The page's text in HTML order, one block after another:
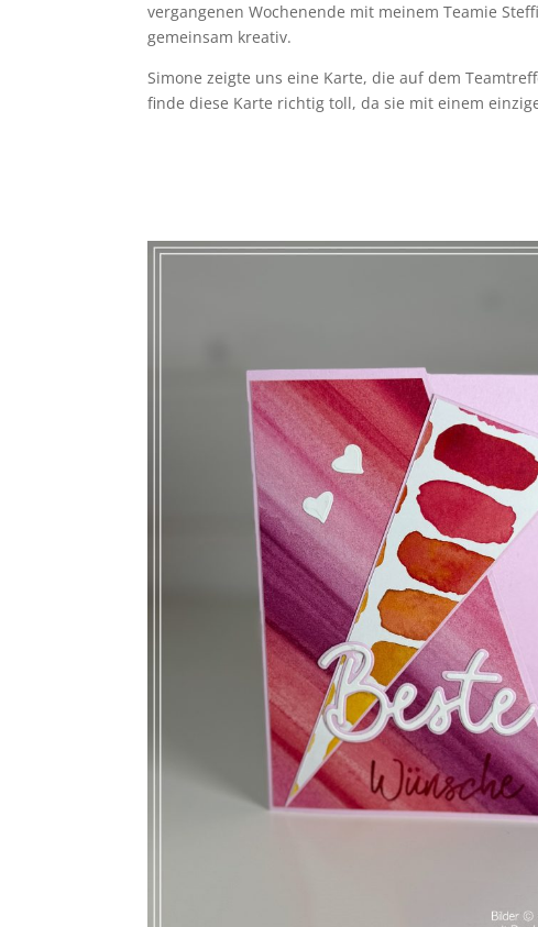
vergangenen Wochenende mit meinem Teamie
gemeinsam kreativ.
Simone zeigte uns eine Karte, die auf dem
finde diese Karte richtig toll, da sie mit einem